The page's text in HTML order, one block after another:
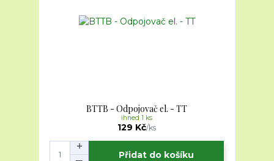
BTTB - Odpojovač el. - TT
129 Kč/ks
ihned 1 ks
Přidat do košíku